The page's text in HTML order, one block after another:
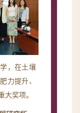
，在土壤
力提升、
奖项。